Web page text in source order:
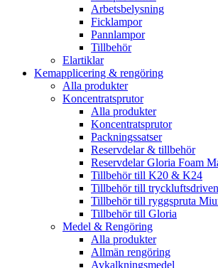
Arbetsbelysning
Ficklampor
Pannlampor
Tillbehör
Elartiklar
Kemapplicering & rengöring
Alla produkter
Koncentratsprutor
Alla produkter
Koncentratsprutor
Packningssatser
Reservdelar & tillbehör
Reservdelar Gloria Foam
Tillbehör till K20 & K24
Tillbehör till
Tillbehör till ryggspruta
Tillbehör till Gloria
Medel & Rengöring
Alla produkter
Allmän rengöring
Avkalkningsmedel